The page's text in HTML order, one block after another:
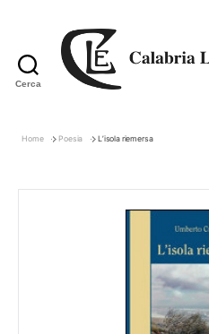
Cerca
Home Poesia L’isola riemersa